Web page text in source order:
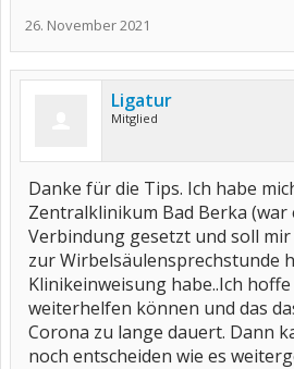
26. November 2021
Ligatur
Mitglied
Danke für die Tips. Ich habe
Zentralklinikum Bad Berka (war
Verbindung gesetzt und soll
zur Wirbelsäulensprechstunde
Klinikeinweisung habe..Ich
weiterhelfen können und das
Corona zu lange dauert. Dann
noch entscheiden wie es